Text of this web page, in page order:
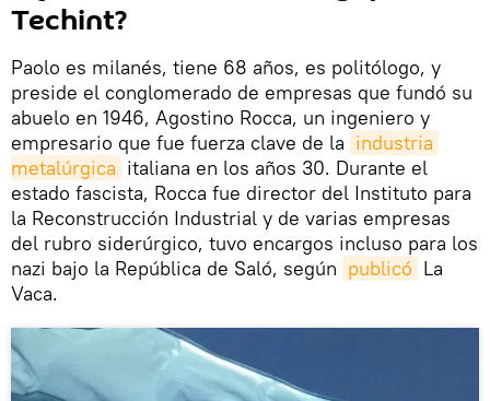
Techint?
Paolo es milanés, tiene 68 años, es politólogo, y
preside el conglomerado de empresas que fundó su
abuelo en 1946, Agostino Rocca, un ingeniero y
empresario que fue fuerza clave de la industria
metalúrgica italiana en los años 30. Durante el
estado fascista, Rocca fue director del Instituto para
la Reconstrucción Industrial y de varias empresas
del rubro siderúrgico, tuvo encargos incluso para los
nazi bajo la República de Saló, según publicó La
Vaca.